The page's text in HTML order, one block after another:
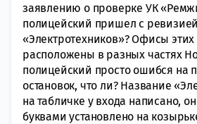
заявлению о проверке УК
полицейский пришел с
«Электротехников»? Офисы
расположены в разных частях
полицейский просто ошибся на
остановок, что ли? Название
на табличке у входа написано,
буквами установлено на